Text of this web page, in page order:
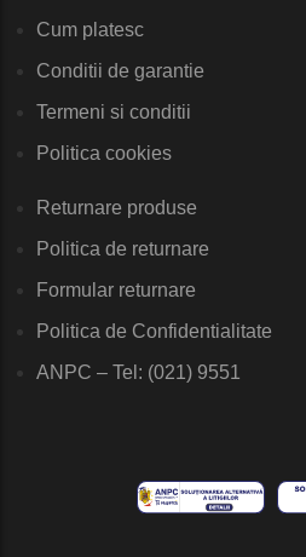
Cum platesc
Conditii de garantie
Termeni si conditii
Politica cookies
Returnare produse
Politica de returnare
Formular returnare
Politica de Confidentialitate
ANPC – Tel: (021) 9551